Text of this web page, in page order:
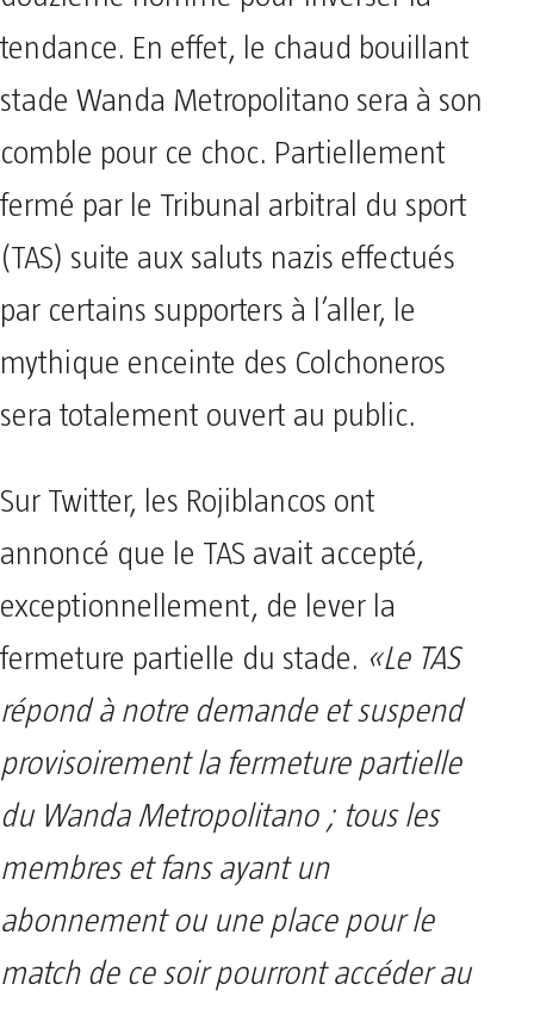
tendance. En effet, le chaud bouillant
stade Wanda Metropolitano sera à son
comble pour ce choc. Partiellement
fermé par le Tribunal arbitral du sport
(TAS) suite aux saluts nazis effectués
par certains supporters à l’aller, le
mythique enceinte des Colchoneros
sera totalement ouvert au public.
Sur Twitter, les Rojiblancos ont
annoncé que le TAS avait accepté,
exceptionnellement, de lever la
fermeture partielle du stade. «Le TAS
répond à notre demande et suspend
provisoirement la fermeture partielle
du Wanda Metropolitano ; tous les
membres et fans ayant un
abonnement ou une place pour le
match de ce soir pourront accéder au